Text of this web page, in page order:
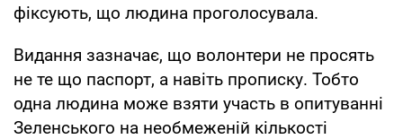
фіксують, що людина проголосувала.
Видання зазначає, що волонтери не просять
не те що паспорт, а навіть прописку. Тобто
одна людина може взяти участь в опитуванні
Зеленського на необмеженій кількості